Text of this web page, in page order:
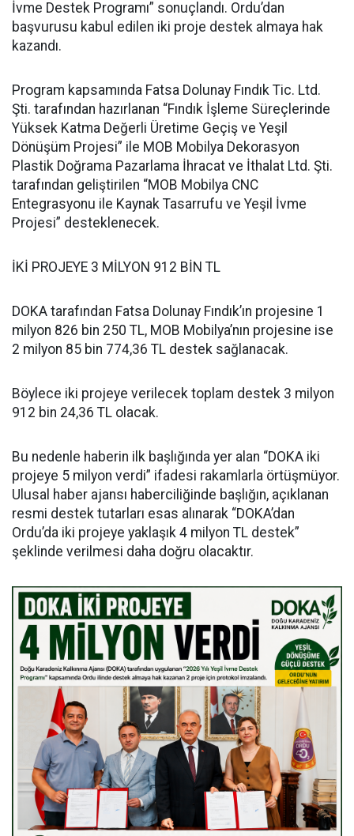
İvme Destek Programı” sonuçlandı. Ordu’dan
başvurusu kabul edilen iki proje destek almaya hak
kazandı.
Program kapsamında Fatsa Dolunay Fındık Tic. Ltd.
Şti. tarafından hazırlanan “Fındık İşleme Süreçlerinde
Yüksek Katma Değerli Üretime Geçiş ve Yeşil
Dönüşüm Projesi” ile MOB Mobilya Dekorasyon
Plastik Doğrama Pazarlama İhracat ve İthalat Ltd. Şti.
tarafından geliştirilen “MOB Mobilya CNC
Entegrasyonu ile Kaynak Tasarrufu ve Yeşil İvme
Projesi” desteklenecek.
İKİ PROJEYE 3 MİLYON 912 BİN TL
DOKA tarafından Fatsa Dolunay Fındık’ın projesine 1
milyon 826 bin 250 TL, MOB Mobilya’nın projesine ise
2 milyon 85 bin 774,36 TL destek sağlanacak.
Böylece iki projeye verilecek toplam destek 3 milyon
912 bin 24,36 TL olacak.
Bu nedenle haberin ilk başlığında yer alan “DOKA iki
projeye 5 milyon verdi” ifadesi rakamlarla örtüşmüyor.
Ulusal haber ajansı haberciliğinde başlığın, açıklanan
resmi destek tutarları esas alınarak “DOKA’dan
Ordu’da iki projeye yaklaşık 4 milyon TL destek”
şeklinde verilmesi daha doğru olacaktır.